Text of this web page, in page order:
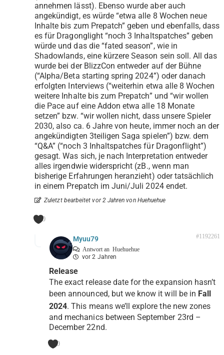
annehmen lässt). Ebenso wurde aber auch
angekündigt, es würde “etwa alle 8 Wochen neue
Inhalte bis zum Prepatch” geben und ebenfalls, dass
es für Dragonglight “noch 3 Inhaltspatches” geben
würde und das die “fated season”, wie in
Shadowlands, eine kürzere Season sein soll. All das
wurde bei der BlizzCon entweder auf der Bühne
(“Alpha/Beta starting spring 2024”) oder danach
erfolgten Interviews (“weiterhin etwa alle 8 Wochen
weitere Inhalte bis zum Prepatch” und “wir wollen
die Pace auf eine Addon etwa alle 18 Monate
setzen” bzw. “wir wollen nicht, dass unsere Spieler
2030, also ca. 6 Jahre von heute, immer noch an der
angekündigten 3teiligen Saga spielen”) bzw. dem
“Q&A” (“noch 3 Inhaltspatches für Dragonflight”)
gesagt. Was sich, je nach Interpretation entweder
alles irgendwie widerspricht (zB., wenn man
bisherige Erfahrungen heranzieht) oder tatsächlich
in einem Prepatch im Juni/Juli 2024 endet.
Zuletzt bearbeitet vor 2 Jahren von Huehuehue
0
Myuu79
Antwort an Huehuehue
vor 2 Jahren
#1192261
Release
The exact release date for the expansion hasn’t
been announced, but we know it will be in Fall
2024. This means we’ll explore the new zones
and mechanics between September 23rd –
December 22nd.
0